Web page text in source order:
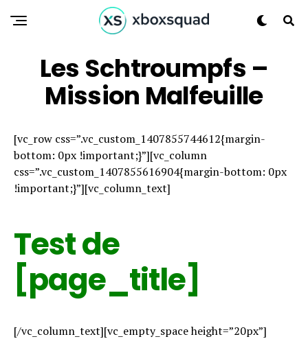
Les Schtroumpfs –
Mission Malfeuille
[vc_row css=”.vc_custom_1407855744612{margin-
bottom: 0px !important;}”][vc_column
css=”.vc_custom_1407855616904{margin-bottom: 0px
!important;}”][vc_column_text]
Test de
[page_title]
[/vc_column_text][vc_empty_space height=”20px”]